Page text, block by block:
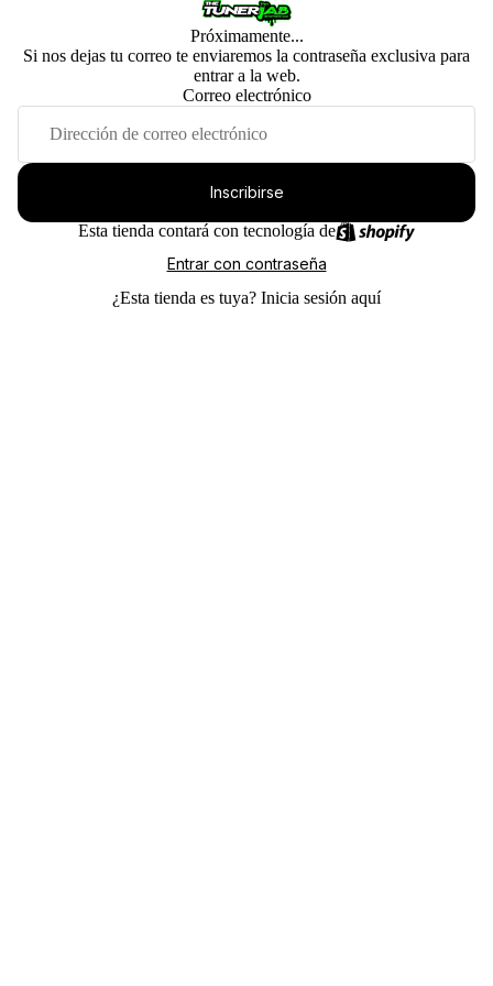
Próximamente...
Si nos dejas tu correo te enviaremos la contraseña exclusiva para
entrar a la web.
Correo electrónico
Inscribirse
Esta tienda contará con tecnología de
Entrar con contraseña
¿Esta tienda es tuya? Inicia sesión aquí